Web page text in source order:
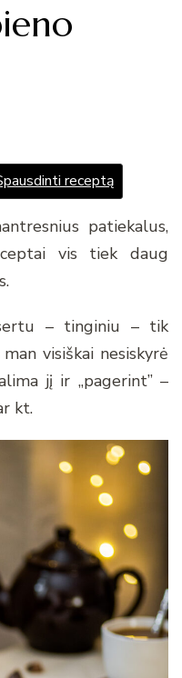
receptą
patiekalus,
vis tiek daug
– tinginiu – tik
visiškai nesiskyrė
jį ir „pagerint” –
kt.